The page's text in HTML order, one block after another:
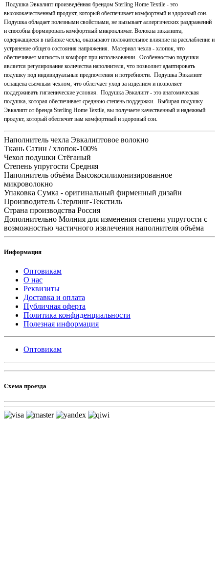
Подушка Эвкалипт произведённая брендом Sterling Home Textile - это
высококачественный продукт, который обеспечивает комфортный и здоровый сон.
Подушка обладает полезными свойствами, не вызывает аллергических раздражений
и способна формировать комфортный микроклимат. Волокна эвкалипта,
содержащиеся в набивке чехла, оказывают положительное влияние на расслабление и
устранение общего состояния напряжения. Материал чехла - хлопок, что
обеспечивает мягкость и комфорт при использовании. Особенностью подушки
является регулирование количества наполнителя, что позволяет адаптировать
подушку под индивидуальные предпочтения и потребности. Подушка Эвкалипт
оснащена съемным чехлом, что облегчает уход за изделием и позволяет
поддерживать гигиенические условия. Подушка Эвкалипт - это анатомическая
подушка, которая обеспечивает среднюю степень поддержки. Выбирая подушку
Эвкалипт от бренда Sterling Home Textile, вы получаете качественный и надежный
продукт, который обеспечит вам комфортный и здоровый сон.
Наполнитель чехла Эвкалиптовое волокно
Ткань Сатин / хлопок-100%
Чехол подушки Стёганый
Степень упругости Средняя
Наполнитель объёма Высокосиликонизированное
микроволокно
Упаковка Сумка - оригинальный фирменный дизайн
Производитель Стерлинг-Текстиль
Страна производства Россия
Дополнительно Молния для изменения степени упругости с
возможностью частичного извлечения наполнителя объёма
Информация
Оптовикам
О нас
Реквизиты
Доставка и оплата
Публичная оферта
Политика конфиденциальности
Полезная информация
Оптовикам
Схема проезда